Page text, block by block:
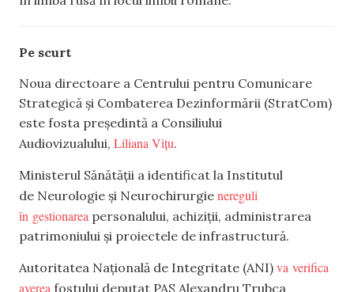
Pe scurt
Noua directoare a Centrului pentru Comunicare
Strategică și Combaterea Dezinformării (StratCom)
este fosta președintă a Consiliului
Audiovizualului, Liliana Vițu.
Ministerul Sănătății a identificat la Institutul
de Neurologie și Neurochirurgie nereguli
în gestionarea personalului, achiziții, administrarea
patrimoniului și proiectele de infrastructură.
Autoritatea Națională de Integritate (ANI) va verifica
averea fostului deputat PAS Alexandru Trubca